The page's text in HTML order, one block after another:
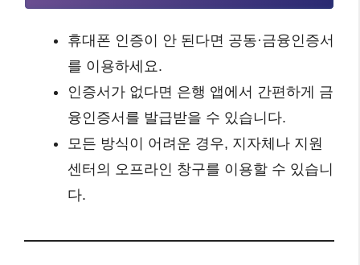
휴대폰 인증이 안 된다면 공동·금융인증서
를 이용하세요.
인증서가 없다면 은행 앱에서 간편하게 금
융인증서를 발급받을 수 있습니다.
모든 방식이 어려운 경우, 지자체나 지원
센터의 오프라인 창구를 이용할 수 있습니
다.